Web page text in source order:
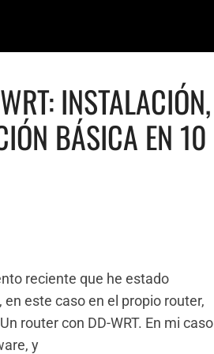
INSTALACIÓN,
BÁSICA EN 10
reciente que he estado
este caso en el propio router,
router con DD-WRT. En mi caso
y